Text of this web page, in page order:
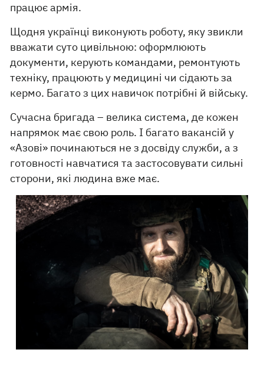
працює армія.
Щодня українці виконують роботу, яку звикли
вважати суто цивільною: оформлюють
документи, керують командами, ремонтують
техніку, працюють у медицині чи сідають за
кермо. Багато з цих навичок потрібні й війську.
Сучасна бригада – велика система, де кожен
напрямок має свою роль. І багато вакансій у
«Азові» починаються не з досвіду служби, а з
готовності навчатися та застосовувати сильні
сторони, які людина вже має.